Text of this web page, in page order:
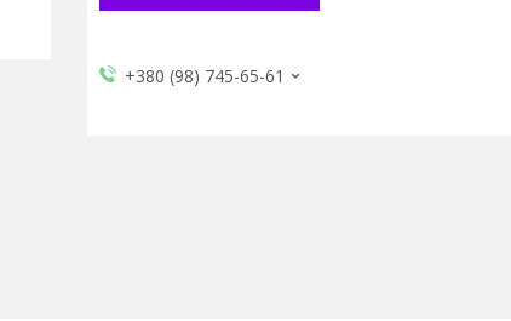
+380 (98) 745-65-61